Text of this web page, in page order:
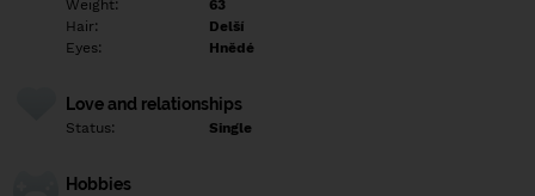
Weight:
63
Hair:
Delší
Eyes:
Hnědé
Love and relationships
Status: Single
Hobbies